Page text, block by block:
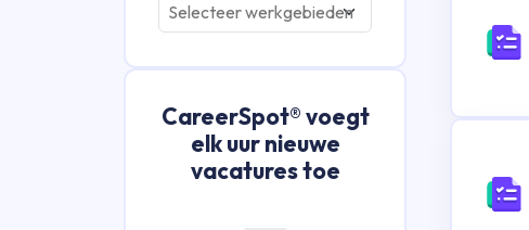
CareerSpot® voegt
elk uur nieuwe
vacatures toe